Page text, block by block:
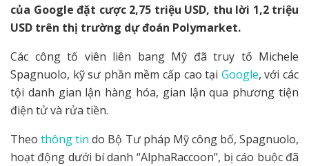
của Google đặt cược 2,75 triệu USD, thu lời 1,2 triệu
USD trên thị trường dự đoán Polymarket.
Các công tố viên liên bang Mỹ đã truy tố Michele
Spagnuolo, kỹ sư phần mềm cấp cao tại Google, với các
tội danh gian lận hàng hóa, gian lận qua phương tiện
điện tử và rửa tiền.
Theothông tin do Bộ Tư pháp Mỹ công bố, Spagnuolo,
hoạt động dưới bí danh “AlphaRaccoon”, bị cáo buộc đã